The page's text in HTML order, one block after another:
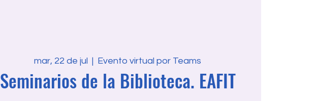
mar, 22 de jul
  |
Evento virtual por Teams
Seminarios de la Biblioteca. EAFIT